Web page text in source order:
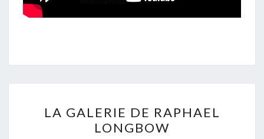
GALERIE
DE
LA GALERIE DE RAPHAEL
LONGBOW